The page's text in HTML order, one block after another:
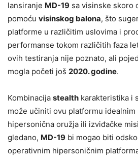
lansiranje MD-19 sa visinske skoro
pomoću visinskog balona, što
platforme u različitim uslovima i
performanse tokom različitih faza
ovih testiranja nije poznato, ali
mogla početi još 2020. godine.
Kombinacija stealth karakteristika i
može učiniti ovu platformu idealnim
hipersonična oružja ili izviđačke
gledano, MD-19 bi mogao biti
operativnim hipersoničnim